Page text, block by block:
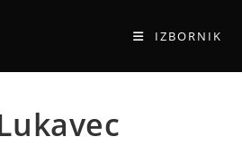
IZBORNIK